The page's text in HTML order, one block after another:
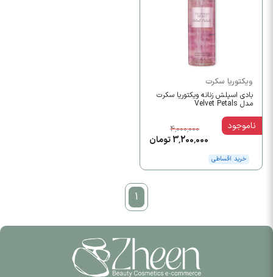
ویکتوریا سکرت
بادی اسپلش زنانه ویکتوریا سکرت
مدل Velvet Petals
4,000,000
3,200,000 تومان
خرید اقساطی
ناموجود
1